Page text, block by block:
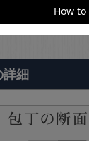
詳細